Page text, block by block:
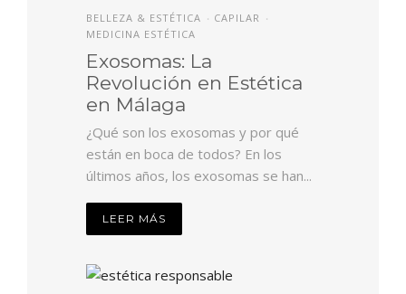
BELLEZA & ESTÉTICA • CAPILAR •
MEDICINA ESTÉTICA
Exosomas: La
Revolución en Estética
en Málaga
¿Qué son los exosomas y por qué
están en boca de todos? En los
últimos años, los exosomas se han...
LEER MÁS